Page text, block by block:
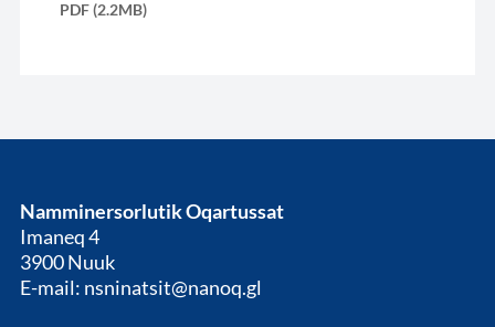
PDF (2.2MB)
Namminersorlutik Oqartussat
Imaneq 4
3900 Nuuk
E-mail: nsninatsit@nanoq.gl